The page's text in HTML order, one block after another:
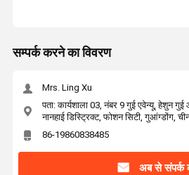
सम्पर्क करने का विवरण
Mrs. Ling Xu
पता: कार्यशाला 03, नंबर 9 गुई एवेन्यू, हेशुन गुई
नानहाई डिस्ट्रिक्ट, फोशन सिटी, गुआंग्डोंग,
86-19860838485
अब से संपर्क